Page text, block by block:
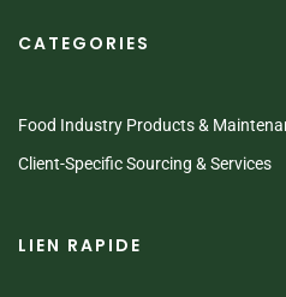
CATEGORIES
Food Industry Products &
Client-Specific Sourcing & Services
LIEN RAPIDE